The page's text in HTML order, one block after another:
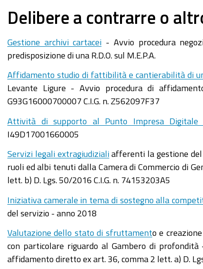
Delibere a contrarre o
Gestione archivi cartacei - Avvio procedura
predisposizione di una R.D.O. sul M.E.P.A.
Affidamento studio di fattibilità e cantierabilità di
Levante Ligure - Avvio procedura di
G93G16000700007 C.I.G. n. Z562097F37
Attività di supporto al Punto Impresa
I49D17001660005
Servizi legali extragiudizialiafferenti la gestione del
ruoli ed albi tenuti dalla Camera di Commercio di
lett. b) D. Lgs. 50/2016 C.I.G. n. 74153203A5
Iniziativa camerale in tema di sostegno alla
del servizio - anno 2018
Valutazione dello stato di sfruttamento e
con particolare riguardo al Gambero di
affidamento diretto ex art. 36, comma 2 lett. a) D.